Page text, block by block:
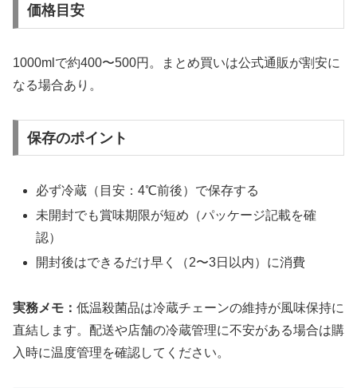
価格目安
1000mlで約400〜500円。まとめ買いは公式通販が割安に
なる場合あり。
保存のポイント
必ず冷蔵（目安：4℃前後）で保存する
未開封でも賞味期限が短め（パッケージ記載を確
認）
開封後はできるだけ早く（2〜3日以内）に消費
実務メモ： 低温殺菌品は冷蔵チェーンの維持が風味保持に
直結します。配送や店舗の冷蔵管理に不安がある場合は購
入時に温度管理を確認してください。